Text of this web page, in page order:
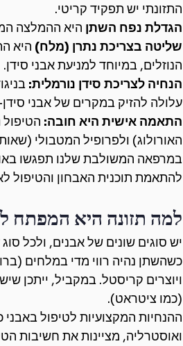
התזונתי יש תפקיד קריטי.
הגדלת נפח השתן היא ההמלצה
שליטה בצריכת נתרן (מלח) היא
הנוזלים, במיוחד למניעת אבני סידן.
הנחיה לצריכת סידן נורמלית:
עלולה להזיק במקרים של אבני
התאמה אישית היא חובה:
האורולוג) ולפרופיל המטבולי
במרפאה המשולבת שלנו תפגשו
להתאמת תוכנית האבחון והטיפול
למה תזונה היא המפתח
יש סוגים שונים של אבנים, ולכל
כשהשתן נהיה רווי מדי במלחים
ויוצרים קריסטל. במקביל, ייתכן
(כמו ציטראט).
ההנחיות המקצועיות לטיפול
ואוסטרליה, מציינות את חשיבות